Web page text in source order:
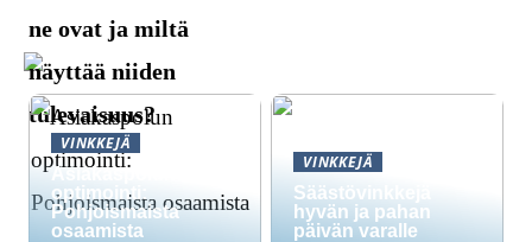
ne ovat ja miltä
näyttää niiden
tulevaisuus?
VINKKEJÄ
Asiakaspolun
optimointi:
Pohjoismaista
osaamista
VINKKEJÄ
Säästövinkkejä
hyvän ja pahan
päivän varalle